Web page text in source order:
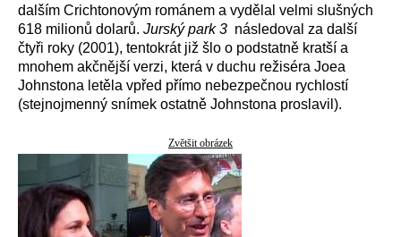
dalším Crichtonovým románem a vydělal velmi slušných
618 milionů dolarů. Jurský park 3 následoval za další
čtyři roky (2001), tentokrát již šlo o podstatně kratší a
mnohem akčnější verzi, která v duchu režiséra Joea
Johnstona letěla vpřed přímo nebezpečnou rychlostí
(stejnojmenný snímek ostatně Johnstona proslavil).
Zvětšit obrázek